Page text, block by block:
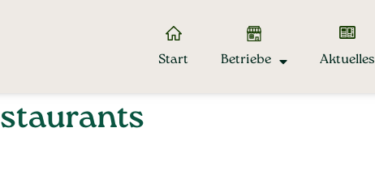
Start Betriebe Aktuelles